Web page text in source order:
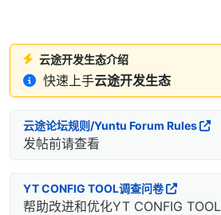
云途开发生态介绍
快速上手云途开发生态
云途论坛规则/Yuntu Forum Rules
发帖前请查看
YT CONFIG TOOL调查问卷
帮助改进和优化YT CONFIG